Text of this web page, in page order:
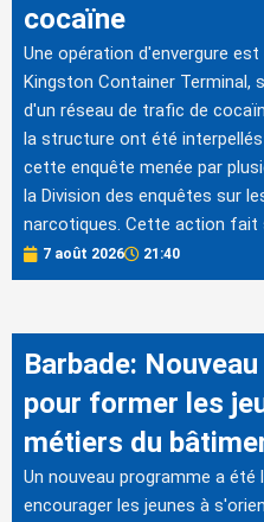
cocaïne
Une opération d'envergure
Kingston Container Terminal,
d'un réseau de trafic de
la structure ont été interpellés
cette enquête menée par
la Division des enquêtes sur
narcotiques. Cette action fait
7 août 2026 21:40
Barbade:
pour former les
métiers du
Un nouveau programme a été
encourager les jeunes à